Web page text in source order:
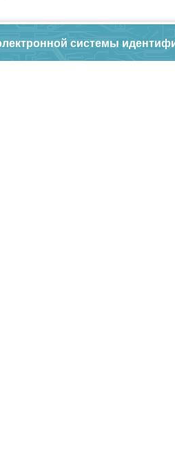
системы